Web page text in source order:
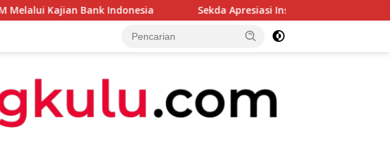
Indonesia Sekda Apresiasi Inspektorat Provinsi Bengkulu Dukung